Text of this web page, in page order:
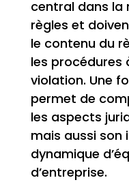
central dans la
règles et
le contenu du
les procédures
violation. Une
permet de
les aspects
mais aussi son
dynamique
d’entreprise.